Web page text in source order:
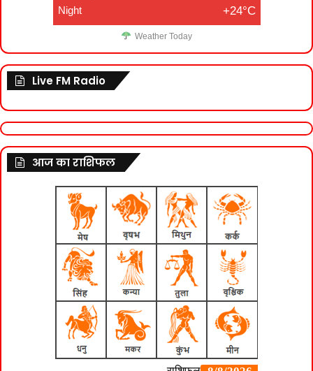
Night +24°C
Weather Today
Live FM Radio
आज का राशिफल